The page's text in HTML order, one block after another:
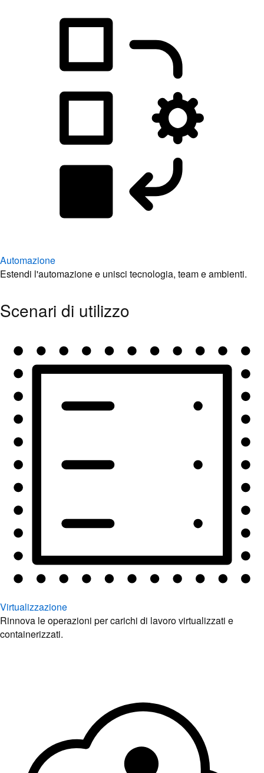
Automazione
Estendi l'automazione e unisci tecnologia, team e ambienti.
Scenari di utilizzo
Virtualizzazione
Rinnova le operazioni per carichi di lavoro virtualizzati e
containerizzati.